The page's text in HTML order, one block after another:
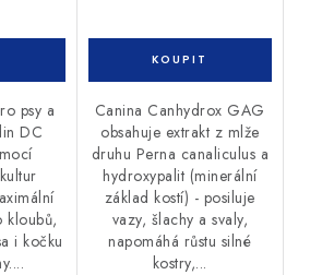
psy a
DC
kloubů,
i kočku
Canina Canhydrox GAG
obsahuje extrakt z mlže
druhu Perna canaliculus a
hydroxypalit (minerální
základ kostí) - posiluje
vazy, šlachy a svaly,
napomáhá růstu silné
kostry,...